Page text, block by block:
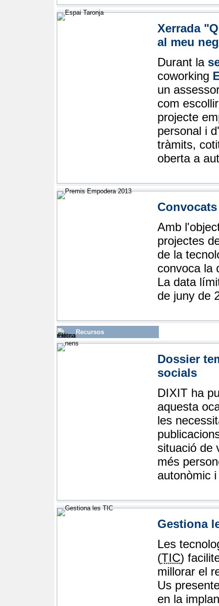
Xerrada
al meu
Durant la
coworking
un
com
projecte
personal i
tràmits,
oberta a
Amb
projectes
de la
convoca la
La data
de juny de
Recursos
Dossier
socials
DIXIT ha
aquesta
les
situació de
més
autonòmic
Gestiona
Les
(TIC)
millorar el
Us
en la